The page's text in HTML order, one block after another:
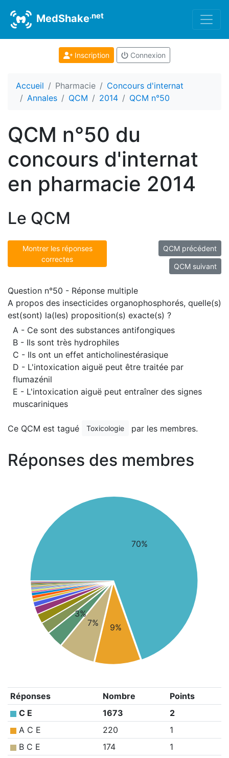
MedShake.net
Inscription Connexion
Accueil Pharmacie
Concours d'internat
Annales
QCM 2014 QCM n°50
QCM n°50 du
concours d'internat
en pharmacie 2014
Le QCM
Montrer les réponses
correctes
QCM précédent
QCM suivant
Question n°50 - Réponse multiple
A propos des insecticides organophosphorés, quelle(s)
est(sont) la(les) proposition(s) exacte(s) ?
A - Ce sont des substances antifongiques
B - Ils sont très hydrophiles
C - Ils ont un effet anticholinestérasique
D - L'intoxication aiguë peut être traitée par
flumazénil
E - L'intoxication aiguë peut entraîner des signes
muscariniques
Ce QCM est tagué Toxicologie par les membres.
Réponses des membres
70%
9%
7%
3%
Réponses Nombre
Points
C E
1673
2
A C E
220
1
B C E
174
1